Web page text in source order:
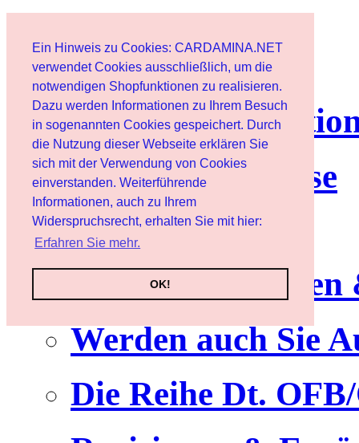
Ein Hinweis zu Cookies: CARDAMINA.NET
verwendet Cookies ausschließlich, um die
notwendigen Shopfunktionen zu realisieren.
Dazu werden Informationen zu Ihrem Besuch
in sogenannten Cookies gespeichert. Durch
die Nutzung dieser Webseite erklären Sie
sich mit der Verwendung von Cookies
einverstanden. Weiterführende
Informationen, auch zu Ihrem
Widerspruchsrecht, erhalten Sie mit hier:
Erfahren Sie mehr.
OK!
Client
lettre
Nutzungshinweise
Service
Werden auch Sie
Die Reihe Dt.